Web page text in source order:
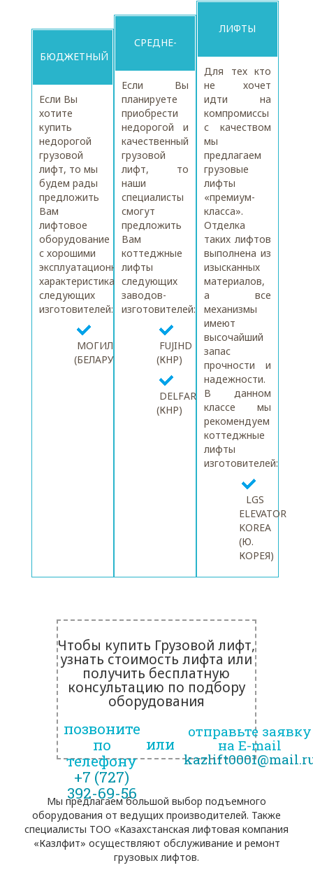
БЮДЖЕТНЫЙ
ЛИФТ
Если Вы
хотите
купить
недорогой
грузовой
лифт, то мы
будем рады
предложить
Вам
лифтовое
оборудование
с хорошими
эксплуатационными
характеристиками,
следующих
изготовителей:
МОГИЛЕВЛИФТ
(БЕЛАРУСЬ)
СРЕДНЕ-
БЮДЖЕТНЫЙ
ЛИФТ
Если Вы
планируете
приобрести
недорогой и
качественный
грузовой
лифт, то
наши
специалисты
смогут
предложить
Вам
коттеджные
лифты
следующих
заводов-
изготовителей:
FUJIHD
(КНР)
DELFAR
(КНР)
ЛИФТЫ
«ПРЕМИУМ-
КЛАСС»
Для тех кто
не хочет
идти на
компромиссы
с качеством
мы
предлагаем
грузовые
лифты
«премиум-
класса».
Отделка
таких лифтов
выполнена из
изысканных
материалов,
а все
механизмы
имеют
высочайший
запас
прочности и
надежности.
В данном
классе мы
рекомендуем
коттеджные
лифты
изготовителей:
LGS
ELEVATOR
KOREA
(Ю.
КОРЕЯ)
Чтобы купить Грузовой лифт,
узнать стоимость лифта или
получить бесплатную
консультацию по подбору
оборудования
позвоните
по
телефону
+7 (727)
392-69-56
или
отправьте заявку
на E-mail
Мы предлагаем большой выбор подъемного
оборудования от ведущих производителей. Также
специалисты ТОО «Казахстанская лифтовая компания
«Казлфит» осуществляют обслуживание и ремонт
грузовых лифтов.